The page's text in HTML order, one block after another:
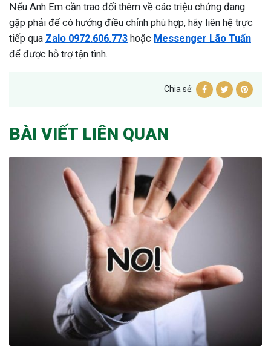
Nếu Anh Em cần trao đổi thêm về các triệu chứng đang
gặp phải để có hướng điều chỉnh phù hợp, hãy liên hệ trực
tiếp qua Zalo 0972.606.773 hoặc Messenger Lão Tuấn
để được hỗ trợ tận tình.
Chia sẻ:
BÀI VIẾT LIÊN QUAN